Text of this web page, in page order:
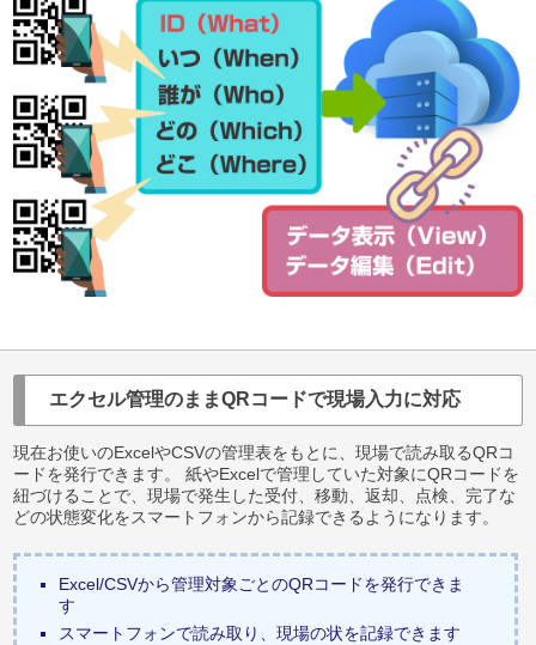
エクセル管理のままQRコードで現場入力に対応
現在お使いのExcelやCSVの管理表をもとに、現場で読み取るQRコ
ードを発行できます。 紙やExcelで管理していた対象にQRコードを
紐づけることで、現場で発生した受付、移動、返却、点検、完了な
どの状態変化をスマートフォンから記録できるようになります。
Excel/CSVから管理対象ごとのQRコードを発行できま
す
スマートフォンで読み取り、現場の状を記録できます